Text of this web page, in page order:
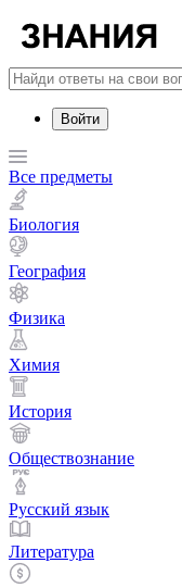
Войти
Все предметы
Биология
География
Физика
Химия
История
Обществознание
Русский язык
Литература